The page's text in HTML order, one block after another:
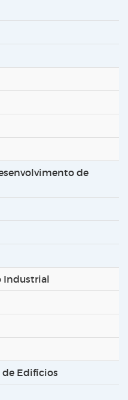
de
Industrial
de Edifícios